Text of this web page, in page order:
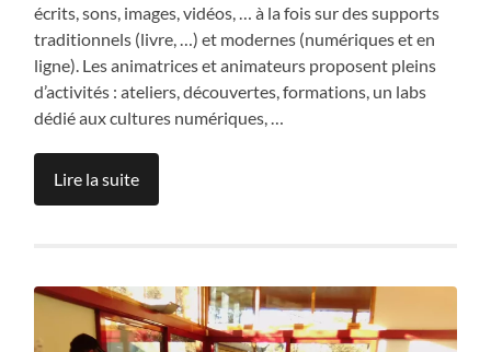
écrits, sons, images, vidéos, … à la fois sur des supports
traditionnels (livre, …) et modernes (numériques et en
ligne). Les animatrices et animateurs proposent pleins
d’activités : ateliers, découvertes, formations, un labs
dédié aux cultures numériques, …
Lire la suite